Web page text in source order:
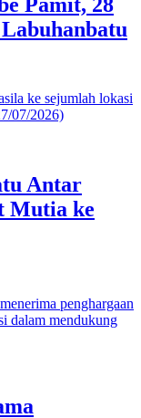
Antar
Mutia ke